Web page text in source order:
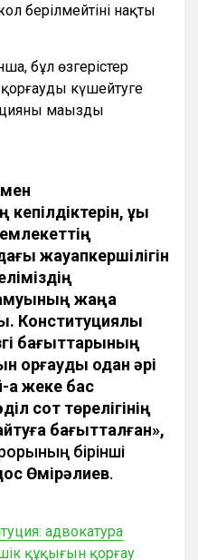
берілмейтіні нақты
бұл өзгерістер
күшейтуге
маңызды
мен
құқық
жауапкершілігін
жаңа
Конституциялық
бағыттарының
қорғауды одан әрі
жеке бас
сот төрелігінің
бағытталған»,
бірінші
Өмірәлиев.
адвокатура
құқығын қорғау